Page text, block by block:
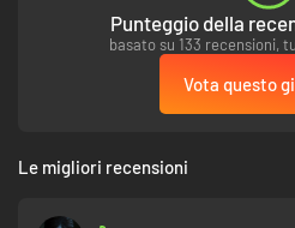
Punteggio della
basato su 133 recensioni,
Vota questo
Le migliori recensioni